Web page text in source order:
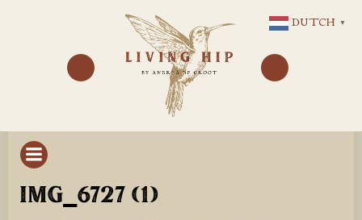
NAAR
DE
INHOUD
IMG_6727 (1)
DUTCH ▼